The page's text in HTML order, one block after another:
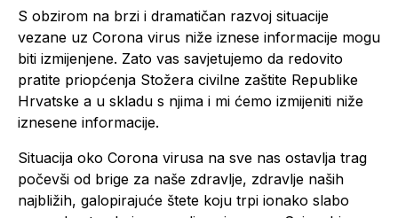
S obzirom na brzi i dramatičan razvoj situacije
vezane uz Corona virus niže iznese informacije mogu
biti izmijenjene. Zato vas savjetujemo da redovito
pratite priopćenja Stožera civilne zaštite Republike
Hrvatske a u skladu s njima i mi ćemo izmijeniti niže
iznesene informacije.
Situacija oko Corona virusa na sve nas ostavlja trag
počevši od brige za naše zdravlje, zdravlje naših
najbližih, galopirajuće štete koju trpi ionako slabo